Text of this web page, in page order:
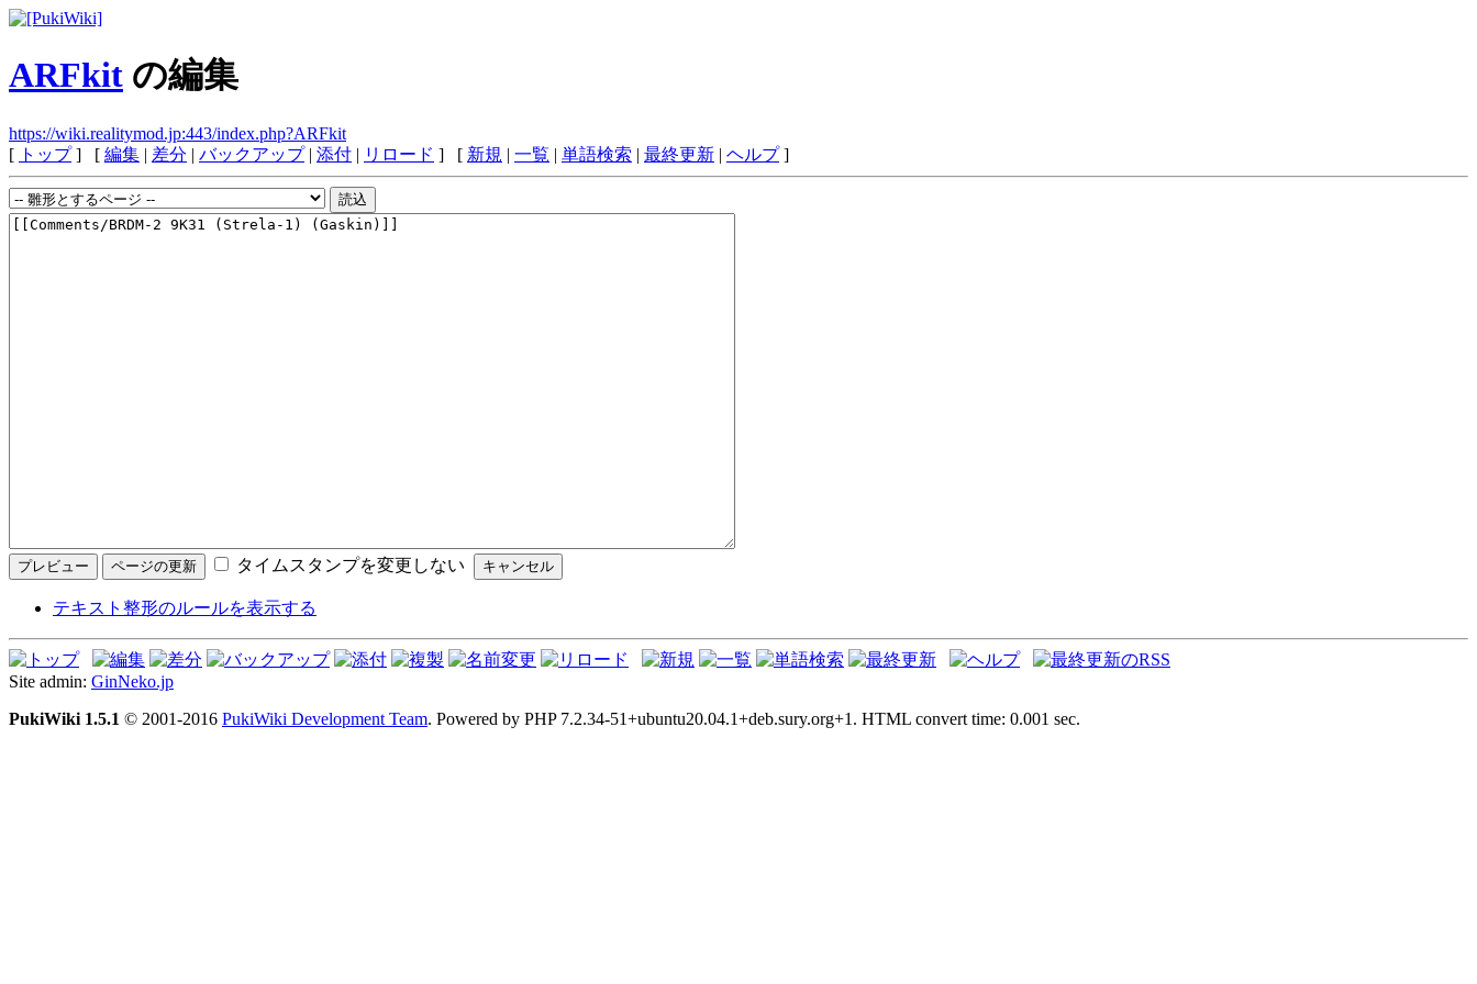
ARFkit の編集
https://wiki.realitymod.jp:443/index.php?ARFkit
[ トップ] [ 編集 | 差分 | バックアップ| 添付 | リロード ] [ 新規 | 一覧 | 単語検索 | 最終更新 | ヘルプ]
タイムスタンプを変更しない
テキスト整形のルールを表示する
Site admin: GinNeko.jp
PukiWiki 1.5.1 © 2001-2016 PukiWiki Development Team. Powered by PHP 7.2.34-51+ubuntu20.04.1+deb.sury.org+1. HTML convert time: 0.001 sec.